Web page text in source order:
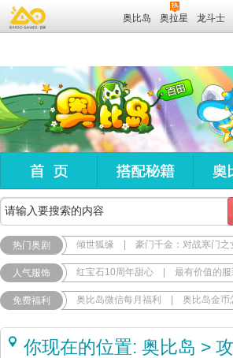
奥比岛 奥拉星 龙斗士
热门奥剧 倾世狐缘 豪门千金：对战寒门之
人气服饰 红宝石10周年甜心 最有价值的服
免费福利 奥比岛微信每月福利 奥比岛金币
你现在的位置: 奥比岛 >